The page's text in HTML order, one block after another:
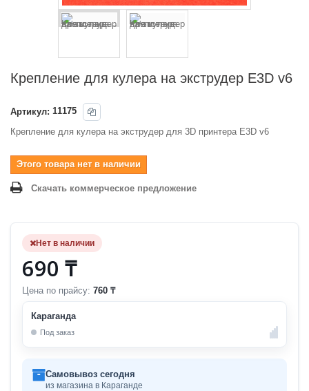
Крепление для кулера на экструдер E3D v6
Артикул: 11175
Крепление для кулера на экструдер для 3D принтера E3D v6
Этого товара нет в наличии
Скачать коммерческое предложение
Нет в наличии
690 ₸
Цена по прайсу: 760 ₸
Караганда
Под заказ
Самовывоз сегодня
из магазина в Караганде